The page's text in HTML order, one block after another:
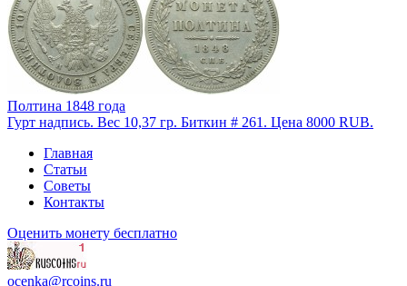
Полтина 1848 года
Гурт надпись. Вес 10,37 гр. Биткин # 261. Цена 8000 RUB.
Главная
Статьи
Советы
Контакты
Оценить монету бесплатно
ocenka@rcoins.ru